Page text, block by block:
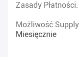
Zasady Płatności:
Możliwość
Miesięcznie